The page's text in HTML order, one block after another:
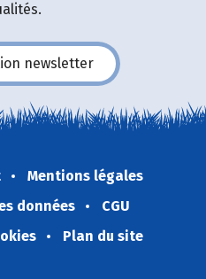
newsletter
Mentions légales
données
CGU
Plan du site